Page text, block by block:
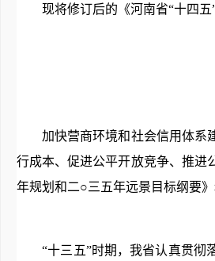
现将修订后的《河南省“十四五”
加快营商环境和社会信用体系建
行成本、促进公平开放竞争、推进
年规划和二○三五年远景目标纲要
“十三五”时期，我省认真贯彻落